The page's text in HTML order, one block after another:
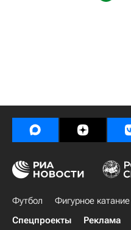
Футбол Фигурное катание
Спецпроекты
Реклама